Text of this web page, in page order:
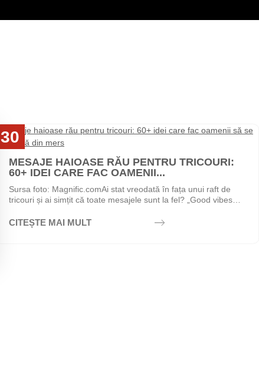
30
MESAJE HAIOASE RĂU PENTRU TRICOURI:
60+ IDEI CARE FAC OAMENII...
Sursa foto: Magnific.comAi stat vreodată în fața unui raft de
tricouri și ai simțit că toate mesajele sunt la fel? „Good vibes
CITEȘTE MAI MULT